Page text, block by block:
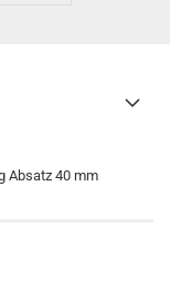
Absatz 40 mm